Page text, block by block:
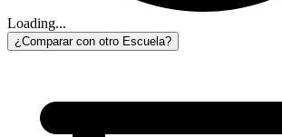
Loading...
¿Comparar con otro Escuela?